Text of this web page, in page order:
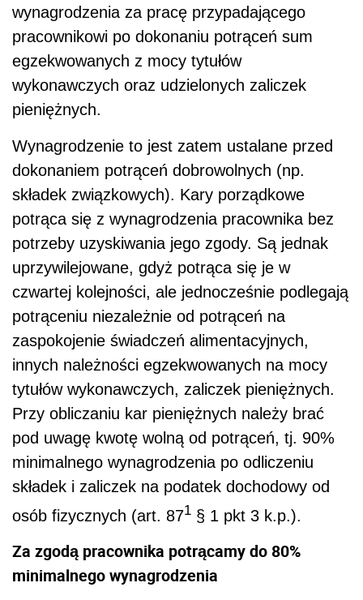
wynagrodzenia za pracę przypadającego
pracownikowi po dokonaniu potrąceń sum
egzekwowanych z mocy tytułów
wykonawczych oraz udzielonych zaliczek
pieniężnych.
Wynagrodzenie to jest zatem ustalane przed
dokonaniem potrąceń dobrowolnych (np.
składek związkowych). Kary porządkowe
potrąca się z wynagrodzenia pracownika bez
potrzeby uzyskiwania jego zgody. Są jednak
uprzywilejowane, gdyż potrąca się je w
czwartej kolejności, ale jednocześnie podlegają
potrąceniu niezależnie od potrąceń na
zaspokojenie świadczeń alimentacyjnych,
innych należności egzekwowanych na mocy
tytułów wykonawczych, zaliczek pieniężnych.
Przy obliczaniu kar pieniężnych należy brać
pod uwagę kwotę wolną od potrąceń, tj. 90%
minimalnego wynagrodzenia po odliczeniu
składek i zaliczek na podatek dochodowy od
osób fizycznych (art. 871 § 1 pkt 3 k.p.).
Za zgodą pracownika potrącamy do 80%
minimalnego wynagrodzenia